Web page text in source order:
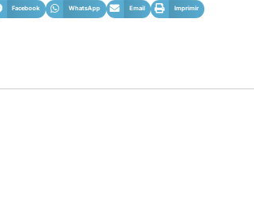
Facebook WhatsApp Email Imprimir